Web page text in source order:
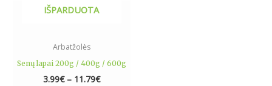
IŠPARDUOTA
Arbatžolės
Senų lapai 200g / 400g / 600g
3.99€ – 11.79€
chosen
page